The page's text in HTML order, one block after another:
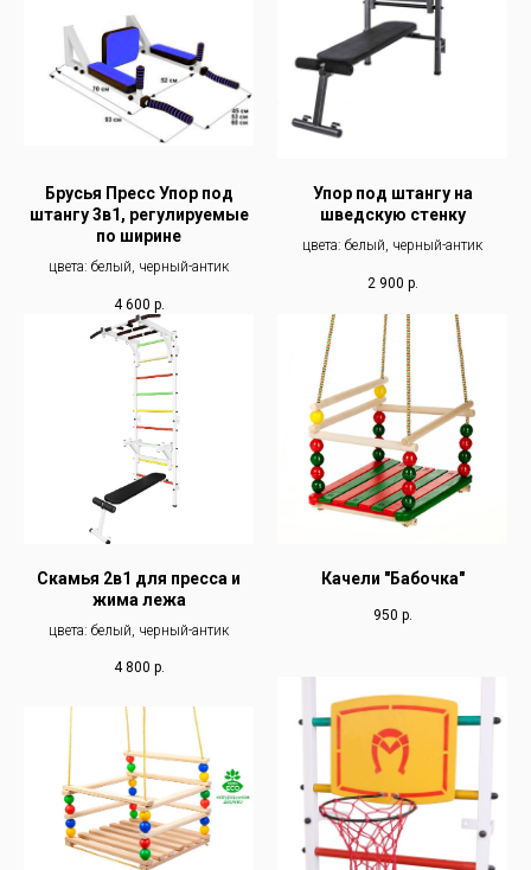
Брусья Пресс Упор под
штангу 3в1, регулируемые
по ширине
цвета: белый, черный-антик
4 600 р.
Упор под штангу на
шведскую стенку
цвета: белый, черный-антик
2 900 р.
Скамья 2в1 для пресса и
жима лежа
цвета: белый, черный-антик
4 800 р.
Качели "Бабочка"
950 р.